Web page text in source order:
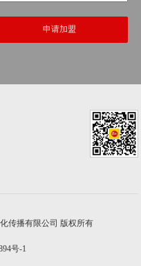
申请加盟
化传播有限公司 版权所有
号-1